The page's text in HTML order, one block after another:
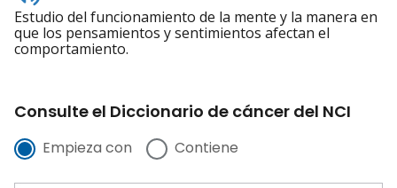
to
pronunciation
Estudio del funcionamiento de la mente y la manera en
que los pensamientos y sentimientos afectan el
comportamiento.
Consulte el Diccionario de cáncer del NCI
Empieza con Contiene